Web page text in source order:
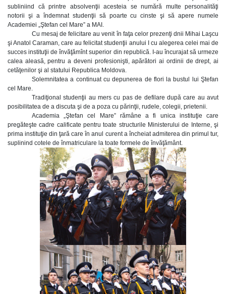
subliniind că printre absolvenţii acesteia se numără multe personalităţi
notorii şi a îndemnat studenţii să poarte cu cinste şi să apere numele
Academiei „Ştefan cel Mare” a MAI.
Cu mesaj de felicitare au venit în faţa celor prezenţi dnii Mihai Laşcu
şi Anatol Caraman, care au felicitat studenţii anului I cu alegerea celei mai de
succes instituţii de învăţămînt superior din republică. I-au încurajat să urmeze
calea aleasă, pentru a deveni profesionişti, apărători ai ordinii de drept, ai
cetăţenilor şi al statului Republica Moldova.
Solemnitatea a continuat cu depunerea de flori la bustul lui Ştefan
cel Mare.
Tradiţional studenţii au mers cu pas de defilare după care au avut
posibilitatea de a discuta şi de a poza cu părinţii, rudele, colegii, prietenii.
Academia „Ştefan cel Mare” rămâne a fi unica instituţie care
pregăteşte cadre calificate pentru toate structurile Ministerului de Interne, şi
prima instituţie din ţară care în anul curent a încheiat admiterea din primul tur,
suplinind cotele de înmatriculare la toate formele de învăţământ.